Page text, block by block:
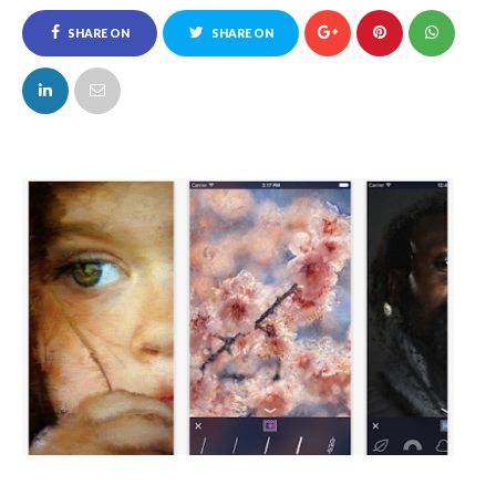
SHARE ON
FACEBOOK
SHARE ON